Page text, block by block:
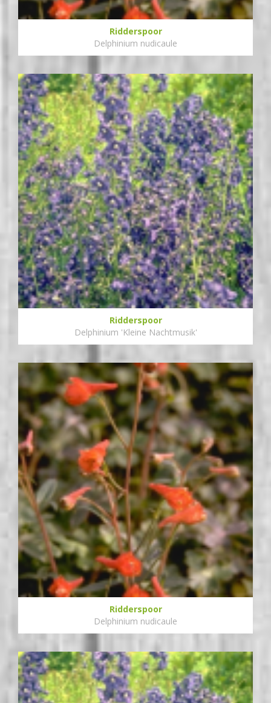
Ridderspoor
Delphinium nudicaule
Ridderspoor
Delphinium 'Kleine Nachtmusik'
Ridderspoor
Delphinium nudicaule